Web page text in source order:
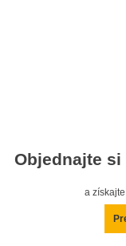
Objednajte
a